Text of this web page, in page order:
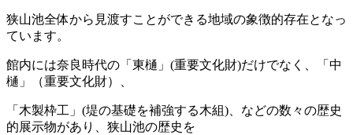
狭山池全体から見渡すことができる地域の象徴的存在となっ
ています。
館内には奈良時代の「東樋」(重要文化財)だけでなく、「中
樋」（重要文化財）、
「木製枠工」(堤の基礎を補強する木組)、などの数々の歴史
的展示物があり、狭山池の歴史を